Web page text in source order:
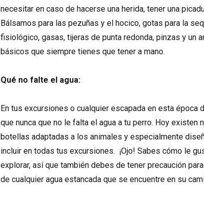
necesitar en caso de hacerse una herida, tener una
Bálsamos para las pezuñas y el hocico, gotas para la
fisiológico, gasas, tijeras de punta redonda, pinzas y un
básicos que siempre tienes que tener a mano.
Qué no falte el agua:
En tus excursiones o cualquier escapada en esta época
que nunca que no le falta el agua a tu perro. Hoy existen
botellas adaptadas a los animales y especialmente
incluir en todas tus excursiones. ¡Ojo! Sabes cómo le
explorar, así que también debes de tener precaución
de cualquier agua estancada que se encuentre en su